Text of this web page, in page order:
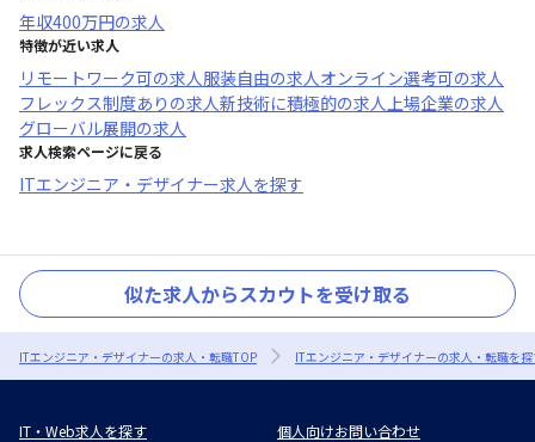
年収400万円の求人
特徴が近い求人
リモートワーク可の求人服装自由の求人オンライン選考可の求人
フレックス制度あり の求人新技術に積極的の求人上場企業の求人
グローバル展開の求人
求人検索ページに戻る
ITエンジニア・デザイナー求人を探す
似た求人からスカウトを受け取る
ITエンジニア・デザイナーの求人・転職TOP ITエンジニア・デザイナーの求人・転職を
IT・Web求人を探す 個人向けお問い合わせ